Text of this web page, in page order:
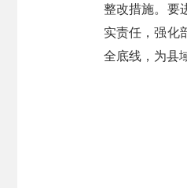
整改措施。要
实责任，强化
全底线，为县